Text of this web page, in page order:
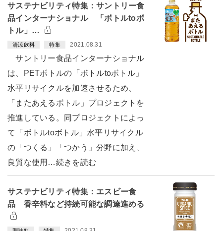
サステナビリティ特集：サントリー食
品インターナショナル 「ボトルtoボ
トル」…
清涼飲料 特集 2021.08.31
サントリー食品インターナショナル
は、PETボトルの「ボトルtoボトル」
水平リサイクルを加速させるため、
「またあえるボトル」プロジェクトを
推進している。同プロジェクトによっ
て「ボトルtoボトル」水平リサイクル
の「つくる」「つかう」分野に加え、
良質な使用…続きを読む
サステナビリティ特集：エスビー食
品 香辛料など持続可能な調達進める